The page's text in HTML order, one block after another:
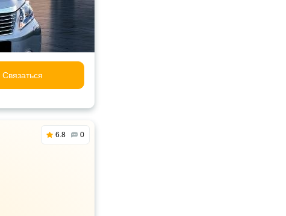
Связаться
6.8 0